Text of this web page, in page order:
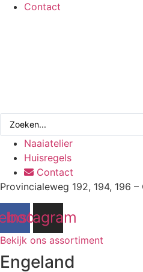
Contact
Search
Naaiatelier
Huisregels
Contact
Provincialeweg 192, 194, 196
Instagram
Bekijk ons assortiment
Engeland